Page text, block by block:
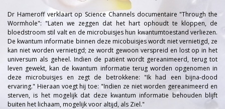
Dr Hameroff verklaart op Science Channels documentaire "Through the
Wormhole": "Laten we zeggen dat het hart ophoudt te kloppen, de
bloedstroom stil valt en de microbuisjes hun kwantumtoestand verliezen.
De kwantum informatie binnen deze micobuisjes wordt niet vernietigd, ze
kan niet worden vernietigd; ze wordt gewoon verspreid en lost op in het
universum als geheel. Indien de patiënt wordt gereanimeerd, terug tot
leven gewekt, kan de kwantum informatie terug worden opgenomen in
deze microbuisjes en zegt de betrokkene: "Ik had een bijna-dood
ervaring." Hieraan voegt hij toe: "Indien ze niet worden gereanimeerd en
sterven, is het mogelijk dat deze kwantum informatie behouden blijft
buiten het lichaam, mogelijk voor altijd, als Ziel."